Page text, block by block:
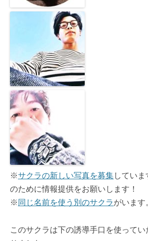
※サクラの新しい写真を募集してい
のために情報提供をお願いします！
※ 同じ名前を使う別のサクラがいます
このサクラは下の誘導手口を使って